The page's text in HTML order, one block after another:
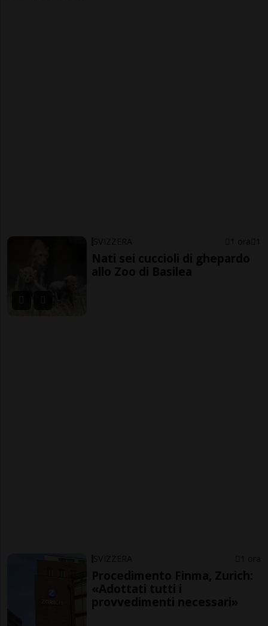
SVIZZERA 1 ora 1
Nati sei cuccioli di ghepardo
allo Zoo di Basilea
SVIZZERA 1 ora
Procedimento Finma, Zurich:
«Adottati tutti i
provvedimenti necessari»